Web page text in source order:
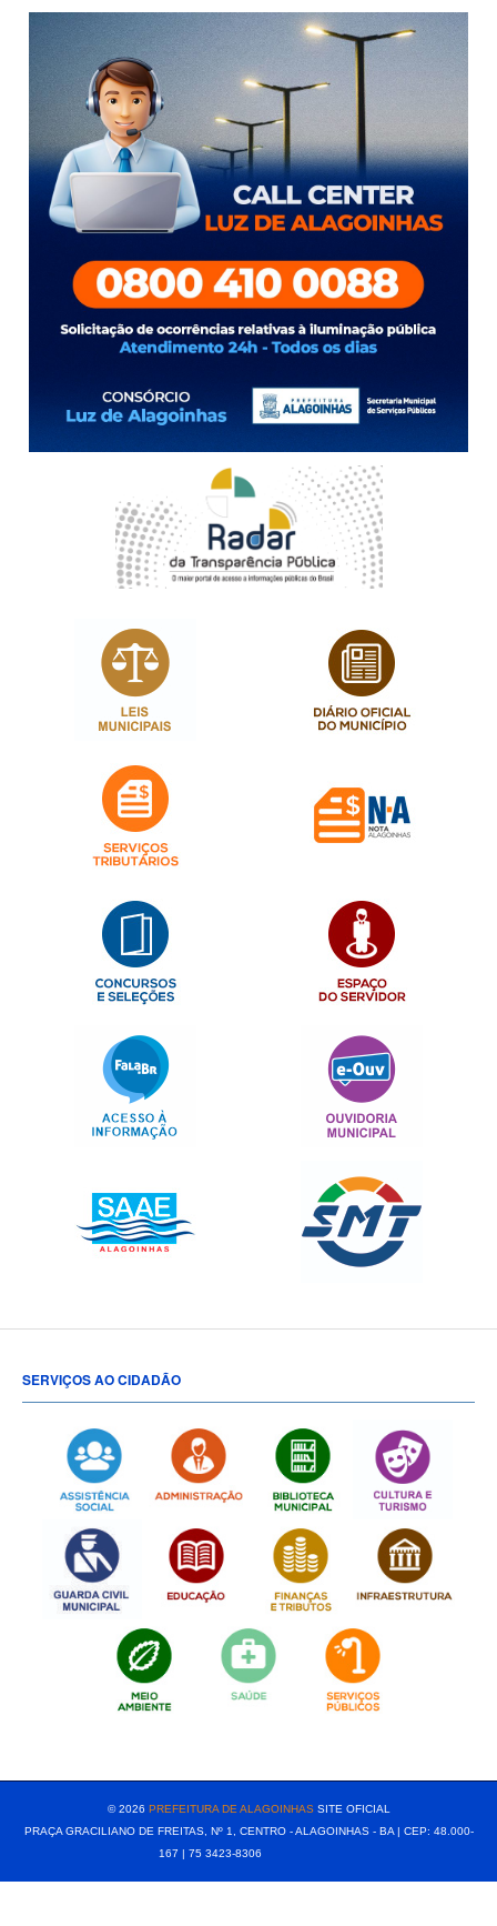
SERVIÇOS AO CIDADÃO
© 2026 PREFEITURA DE ALAGOINHASSITE OFICIAL
PRAÇA GRACILIANO DE FREITAS, Nº 1, CENTRO - ALAGOINHAS - BA | CEP: 48.000-
167 | 75 3423-8306⠀⠀⠀⠀⠀⠀⠀⠀⠀⠀